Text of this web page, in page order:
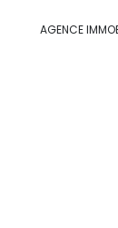
AGENCE